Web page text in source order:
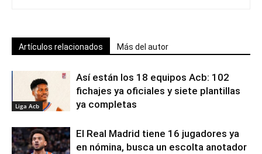
Artículos relacionados Más del autor
Liga Acb
Así están los 18 equipos Acb: 102
fichajes ya oficiales y siete plantillas
ya completas
El Real Madrid tiene 16 jugadores ya
en nómina, busca un escolta anotador